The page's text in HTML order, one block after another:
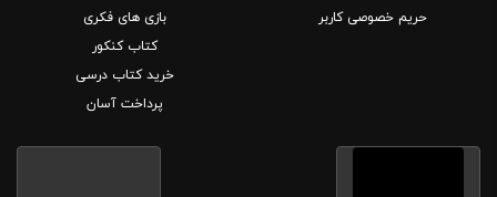
حریم خصوصی کاربر
بازی های فکری
کتاب کنکور
خرید کتاب درسی
پرداخت آسان